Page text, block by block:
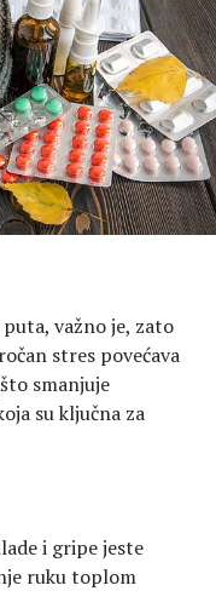
važno je, zato
stres povećava
smanjuje
su ključna za
i gripe jeste
ruku toplom